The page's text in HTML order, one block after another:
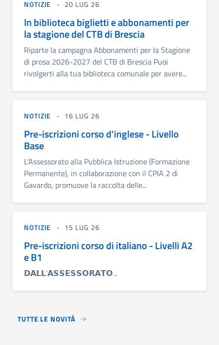
NOTIZIE 20 LUG 26
In biblioteca biglietti e abbonamenti per
la stagione del CTB di Brescia
Riparte la campagna Abbonamenti per la Stagione
di prosa 2026-2027 del CTB di Brescia Puoi
rivolgerti alla tua biblioteca comunale per avere...
NOTIZIE 16 LUG 26
Pre-iscrizioni corso d'inglese - Livello
Base
L'Assessorato alla Pubblica Istruzione (Formazione
Permanente), in collaborazione con il CPIA 2 di
Gavardo, promuove la raccolta delle...
NOTIZIE 15 LUG 26
Pre-iscrizioni corso di italiano - Livelli A2
e B1
𝗗𝗔𝗟𝗟'𝗔𝗦𝗦𝗘𝗦𝗦𝗢𝗥𝗔𝗧𝗢...
TUTTE LE NOVITÀ